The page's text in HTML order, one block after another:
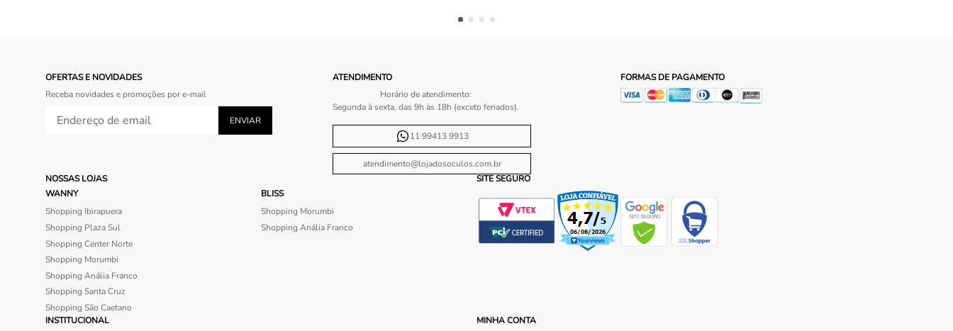
OFERTAS E NOVIDADES
Receba novidades e promoções por e-mail
ATENDIMENTO
Horário de atendimento:
Segunda à sexta, das 9h às 18h (exceto feriados).
11 99413 9913
atendimento@lojadosoculos.com.br
FORMAS DE PAGAMENTO
NOSSAS LOJAS
WANNY
Shopping Ibirapuera
Shopping Plaza Sul
Shopping Center Norte
Shopping Morumbi
Shopping Anália Franco
Shopping Santa Cruz
Shopping São Caetano
BLISS
Shopping Morumbi
Shopping Anália Franco
SITE SEGURO
INSTITUCIONAL MINHA CONTA